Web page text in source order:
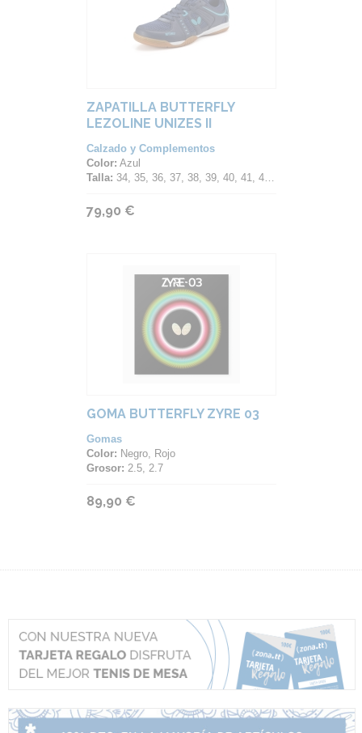
ZAPATILLA BUTTERFLY
LEZOLINE UNIZES II
Calzado y Complementos
Color: Azul
Talla: 34, 35, 36, 37, 38, 39, 40, 41, 42, 43, 44, 45, 46, 47
79,90 €
GOMA BUTTERFLY ZYRE 03
Gomas
Color: Negro, Rojo
Grosor: 2.5, 2.7
89,90 €